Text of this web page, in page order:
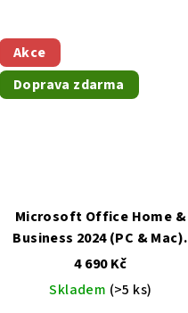
Akce
Doprava zdarma
Microsoft Office Home &
Business 2024 (PC & Mac),
Nová licence, Multilingual
Levně, doprava zdarma
4 690 Kč
Skladem (>5 ks)